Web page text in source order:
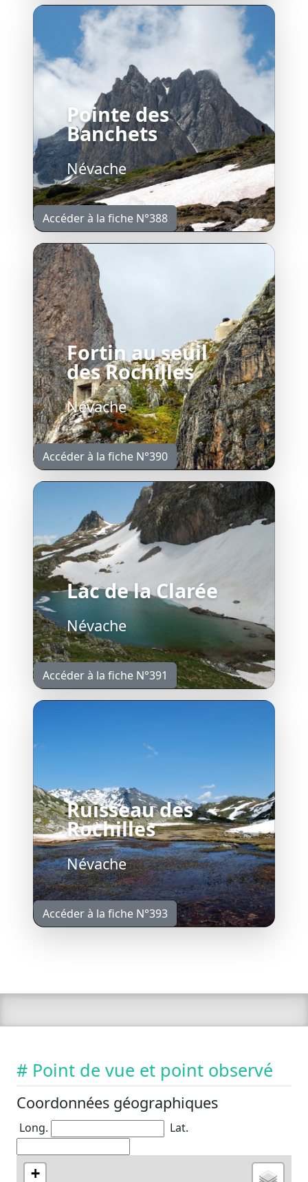
Pointe des
Banchets
Névache
Accéder à la fiche N°388
Fortin au seuil
des Rochilles
Névache
Accéder à la fiche N°390
Lac de la Clarée
Névache
Accéder à la fiche N°391
Ruisseau des
Rochilles
Névache
Accéder à la fiche N°393
# Point de vue et point observé
Coordonnées géographiques
Long. Lat.
+